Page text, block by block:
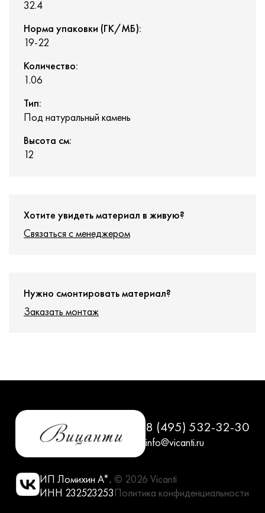
32.4
Норма упаковки (ГК/МБ):
19-22
Количество:
1.06
Тип:
Под натуральный камень
Высота см:
12
Хотите увидеть материал в живую?
Связаться с менеджером
Нужно смонтировать материал?
Заказать монтаж
8 (495) 532-32-30
info@vicanti.ru
ИП Ломихин А*.
ИНН 232523253
© 2026 Vicanti
Политика конфиденциальности